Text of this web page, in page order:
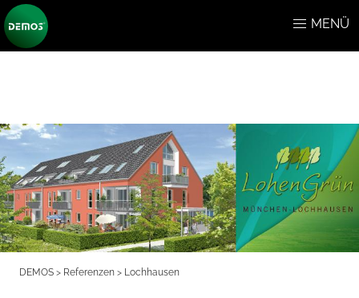
MENÜ
DEMOS > Referenzen > Lochhausen